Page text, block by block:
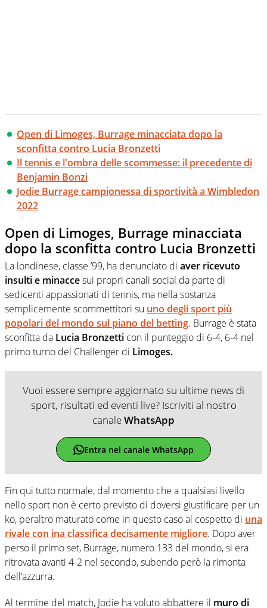
Open di Limoges, Burrage minacciata dopo la
sconfitta contro Lucia Bronzetti
Il tennis e l'ombra delle scommesse: il precedente di
Benjamin Bonzi
Jodie Burrage campionessa di sportività a Wimbledon
2022
Open di Limoges, Burrage minacciata
dopo la sconfitta contro Lucia Bronzetti
La londinese, classe ’99, ha denunciato di aver ricevuto
insulti e minaccesui propri canali social da parte di
sedicenti appassionati di tennis, ma nella sostanza
semplicemente scommettitori su uno degli sport più
popolari del mondo sul piano del betting. Burrage è stata
sconfitta da Lucia Bronzetti con il punteggio di 6-4, 6-4 nel
primo turno del Challenger di Limoges.
Vuoi essere sempre aggiornato su ultime news di
sport, risultati ed eventi live? Iscriviti al nostro
canaleWhatsApp
Entra nel canale WhatsApp
Fin qui tutto normale, dal momento che a qualsiasi livello
nello sport non è certo previsto di doversi giustificare per un
ko, peraltro maturato come in questo caso al cospetto di una
rivale con ina classifica decisamente migliore. Dopo aver
perso il primo set, Burrage, numero 133 del mondo, si era
ritrovata avanti 4-2 nel secondo, subendo però la rimonta
dell’azzurra.
Al termine del match, Jodie ha voluto abbattere il muro di